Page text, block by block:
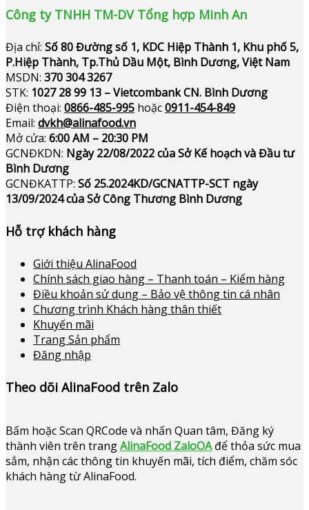
Công ty TNHH TM-DV Tổng hợp Minh An
Địa chỉ: Số 80 Đường số 1, KDC Hiệp Thành 1, Khu phố 5,
P.Hiệp Thành, Tp.Thủ Dầu Một, Bình Dương, Việt Nam
MSDN: 370 304 3267
STK: 1027 28 99 13 – Vietcombank CN. Bình Dương
Điện thoại: 0866-485-995 hoặc0911-454-849
Email: dvkh@alinafood.vn
Mở cửa: 6:00 AM – 20:30 PM
GCNĐKDN: Ngày 22/08/2022 của Sở Kế hoạch và Đầu tư
Bình Dương
GCNĐKATTP: Số 25.2024KD/GCNATTP-SCT ngày
13/09/2024 của Sở Công Thương Bình Dương
Hỗ trợ khách hàng
Giới thiệu AlinaFood
Chính sách giao hàng – Thanh toán – Kiểm hàng
Điều khoản sử dụng – Bảo vệ thông tin cá nhân
Chương trình Khách hàng thân thiết
Khuyến mãi
Trang Sản phẩm
Đăng nhập
Theo dõi AlinaFood trên Zalo
Bấm hoặcScan QRCode và nhấn Quan tâm, Đăng ký
thành viên trên trangAlinaFood ZaloOAđể thỏa sức mua
sắm, nhận các thông tin khuyến mãi, tích điểm, chăm sóc
khách hàng từ AlinaFood.